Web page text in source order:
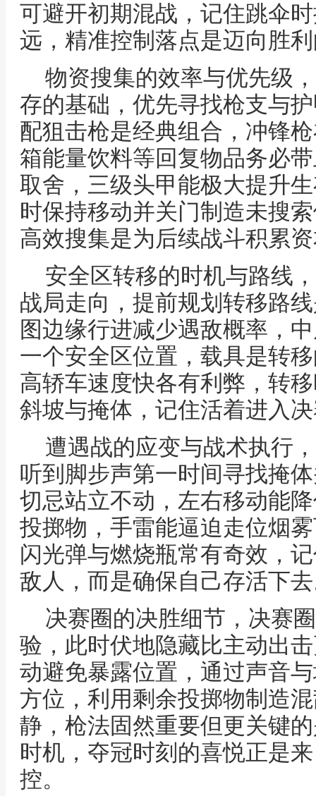
可避开初期混战，记住跳伞
远，精准控制落点是迈向胜
物资搜集的效率与优先级
存的基础，优先寻找枪支与
配狙击枪是经典组合，冲锋
箱能量饮料等回复物品务必
取舍，三级头甲能极大提升
时保持移动并关门制造未搜
高效搜集是为后续战斗积累
安全区转移的时机与路线
战局走向，提前规划转移路
图边缘行进减少遇敌概率，
一个安全区位置，载具是转
高轿车速度快各有利弊，转
斜坡与掩体，记住活着进入
遭遇战的应变与战术执行
听到脚步声第一时间寻找掩
切忌站立不动，左右移动能
投掷物，手雷能逼迫走位烟
闪光弹与燃烧瓶常有奇效，
敌人，而是确保自己存活下
决赛圈的决胜细节，决赛
验，此时伏地隐藏比主动出
动避免暴露位置，通过声音
方位，利用剩余投掷物制造
静，枪法固然重要但更关键
时机，夺冠时刻的喜悦正是
控。